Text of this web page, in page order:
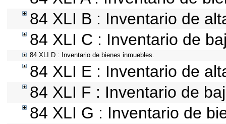
84 XLI B : Inventario de
84 XLI C : Inventario de
84 XLI D : Inventario de bienes inmuebles.
84 XLI E : Inventario de
84 XLI F : Inventario de
84 XLI G : Inventario de